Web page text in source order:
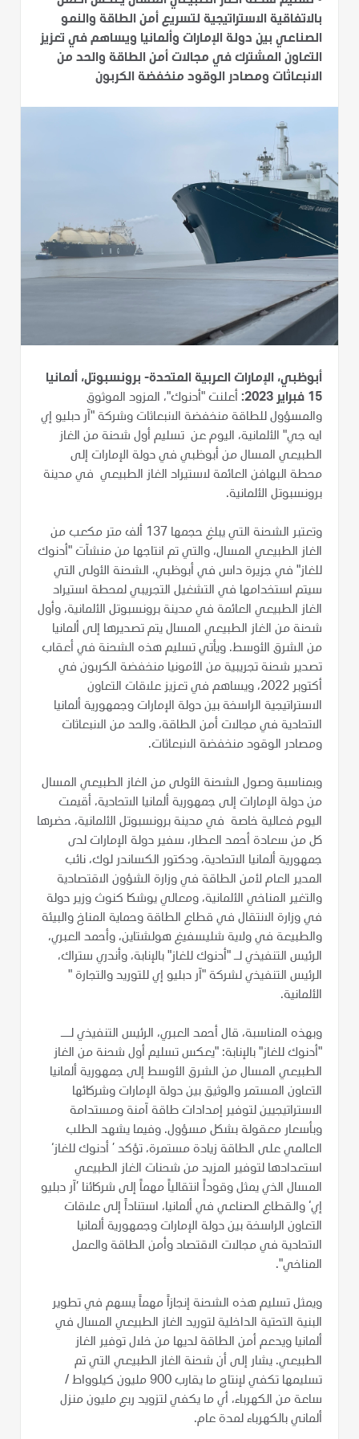
بالاتفاقية الاستراتيجية لتسريع أمن الطاقة والنمو
الصناعي بين دولة الإمارات وألمانيا ويساهم في تعزيز
التعاون المشترك في مجالات أمن الطاقة والحد من
الانبعاثات ومصادر الوقود منخفضة الكربون
أبوظبي، الإمارات العربية المتحدة- برونسبوتل، ألمانيا
15 فبراير 2023:
أعلنت "أدنوك"، المزود الموثوق
والمسؤول للطاقة منخفضة الانبعاثات وشركة "آر دبليو إي
ايه جي" الألمانية، اليوم عن تسليم أول شحنة من الغاز
الطبيعي المسال من أبوظبي في دولة الإمارات إلى
محطة البهافن العائمة لاستيراد الغاز الطبيعي في مدينة
برونسبوتل الألمانية.
وتعتبر الشحنة التي يبلغ حجمها 137 ألف متر مكعب من
الغاز الطبيعي المسال، والتي تم انتاجها من منشآت "أدنوك
للغاز" في جزيرة داس في أبوظبي، الشحنة الأولى التي
سيتم استخدامها في التشغيل التجريبي لمحطة استيراد
الغاز الطبيعي العائمة في مدينة برونسبوتل الألمانية، وأول
شحنة من الغاز الطبيعي المسال يتم تصديرها إلى ألمانيا
من الشرق الأوسط. ويأتي تسليم هذه الشحنة في أعقاب
تصدير شحنة تجريبية من الأمونيا منخفضة الكربون في
أكتوبر 2022، ويساهم في تعزيز علاقات التعاون
الاستراتيجية الراسخة بين دولة الإمارات وجمهورية ألمانيا
الاتحادية في مجالات أمن الطاقة، والحد من الانبعاثات
ومصادر الوقود منخفضة الانبعاثات.
وبمناسبة وصول الشحنة الأولى من الغاز الطبيعي المسال
من دولة الإمارات إلى جمهورية ألمانيا الاتحادية، أقيمت
اليوم فعالية خاصة في مدينة برونسبوتل الألمانية، حضرها
كل من سعادة أحمد العطار، سفير دولة الإمارات لدى
جمهورية ألمانيا الاتحادية، ودكتور الكساندر لوك، نائب
المدير العام لأمن الطاقة في وزارة الشؤون الاقتصادية
والتغير المناخي الألمانية، ومعالي يوشكا كنوث وزير دولة
في وزارة الانتقال في قطاع الطاقة وحماية المناخ والبيئة
والطبيعة في ولاية شليسفيغ هولشتاين، وأحمد العبري،
الرئيس التنفيذي لـ "أدنوك للغاز" بالإنابة، وأندري ستراك،
الرئيس التنفيذي لشركة "آر دبليو إي للتوريد والتجارة "
الألمانية.
وبهذه المناسبة، قال أحمد العبري، الرئيس التنفيذي لــ
"أدنوك للغاز" بالإنابة: "يعكس تسليم أول شحنة من الغاز
الطبيعي المسال من الشرق الأوسط إلى جمهورية ألمانيا
التعاون المستمر والوثيق بين دولة الإمارات وشركائها
الاستراتيجيين لتوفير إمدادات طاقة آمنة ومستدامة
وبأسعار معقولة بشكل مسؤول. وفيما يشهد الطلب
العالمي على الطاقة زيادة مستمرة، تؤكد ’ أدنوك للغاز‘
استعدادها لتوفير المزيد من شحنات الغاز الطبيعي
المسال الذي يمثل وقوداً انتقالياً مهماً إلى شركائنا ’آر دبليو
إي‘ والقطاع الصناعي في ألمانيا، استناداً إلى علاقات
التعاون الراسخة بين دولة الإمارات وجمهورية ألمانيا
الاتحادية في مجالات الاقتصاد وأمن الطاقة والعمل
المناخي".
ويمثل تسليم هذه الشحنة إنجازاً مهماً يسهم في تطوير
البنية التحتية الداخلية لتوريد الغاز الطبيعي المسال في
ألمانيا ويدعم أمن الطاقة لديها من خلال توفير الغاز
الطبيعي. يشار إلى أن شحنة الغاز الطبيعي التي تم
تسليمها تكفي لإنتاج ما يقارب 900 مليون كيلوواط /
ساعة من الكهرباء، أي ما يكفي لتزويد ربع مليون منزل
ألماني بالكهرباء لمدة عام.